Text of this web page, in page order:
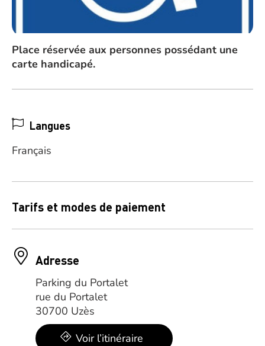
Place réservée aux personnes possédant une
carte handicapé.
Langues
Français
Tarifs et modes de paiement
Adresse
Parking du Portalet
rue du Portalet
30700 Uzès
Voir l’itinéraire